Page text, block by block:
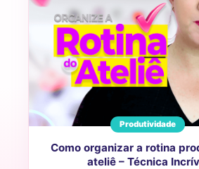
Produtividade
Como organizar a rotina
ateliê – Técnica